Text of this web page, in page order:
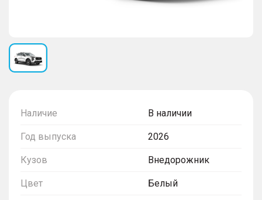
Наличие В наличии
Год выпуска 2026
Кузов Внедорожник
Цвет Белый